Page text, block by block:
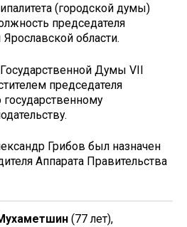
(городской думы)
председателя
области.
Думы VII
председателя
Грибов был назначен
Аппарата Правительства
(77 лет),